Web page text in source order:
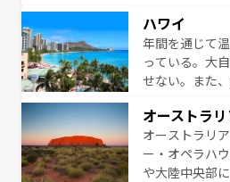
絶景が堪能で
が魅力。旅行
感じることが
ハワイ
年間を通じて
っている。大
せない。また
る。「アロハ
人々、おいし
がハワイの魅
オーストラ
オーストラリ
ー・オペラハ
や大陸中央部